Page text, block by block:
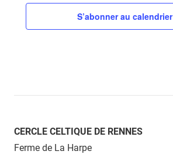
S’abonner au calendrier
CERCLE CELTIQUE DE RENNES
Ferme de La Harpe